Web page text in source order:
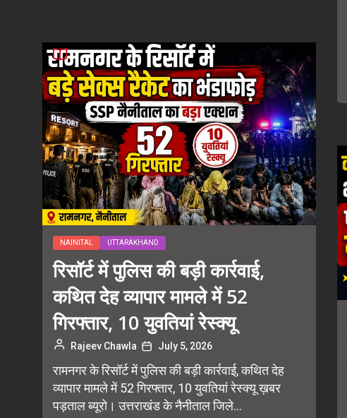
NAINITAL UTTARAKHAND
रिसॉर्ट में पुलिस की बड़ी कार्रवाई,
कथित देह व्यापार मामले में 52
गिरफ्तार, 10 युवतियां रेस्क्यू
Rajeev Chawla July 5, 2026
रामनगर के रिसॉर्ट में पुलिस की बड़ी कार्रवाई, कथित देह
व्यापार मामले में 52 गिरफ्तार, 10 युवतियां रेस्क्यू ख़बर
पड़ताल ब्यूरो। उत्तराखंड के नैनीताल जिले...